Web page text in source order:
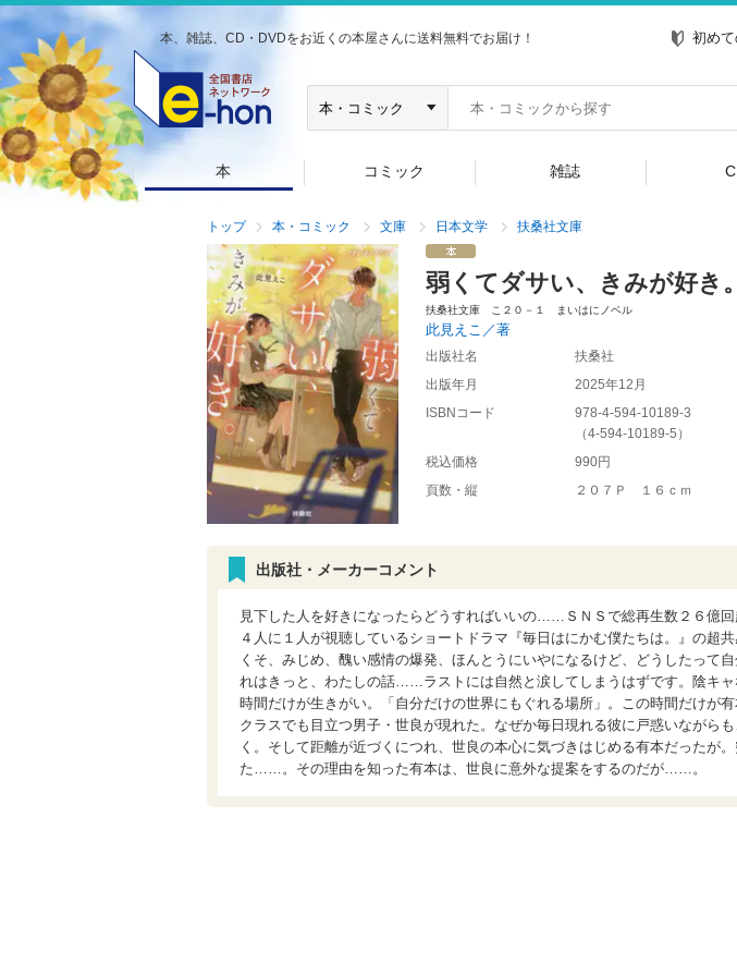
本、雑誌、CD・DVDをお近くの本屋さんに送料無料でお届け！ 初め
本 コミック 雑誌
トップ 本・コミック 文庫 日本文学 扶桑社文庫
弱くてダサい、きみが好き。
扶桑社文庫 こ２０－１ まいはにノベル
此見えこ／著
出版社名
扶桑社
出版年月
2025年12月
ISBNコード
978-4-594-10189-3
（4-594-10189-5 ）
税込価格
990円
頁数・縦
２０７Ｐ １６ｃｍ
出版社・メーカーコメント
見下した人を好きになったらどうすればいいの……ＳＮＳで総再生数２６億
４人に１人が視聴しているショートドラマ『毎日はにかむ僕たちは。』の超
くそ、みじめ、醜い感情の爆発、ほんとうにいやになるけど、どうしたって
れはきっと、わたしの話……ラストには自然と涙してしまうはずです。陰キ
時間だけが生きがい。「自分だけの世界にもぐれる場所」。この時間だけが
クラスでも目立つ男子・世良が現れた。なぜか毎日現れる彼に戸惑いながら
く。そして距離が近づくにつれ、世良の本心に気づきはじめる有本だったが
た……。その理由を知った有本は、世良に意外な提案をするのだが……。